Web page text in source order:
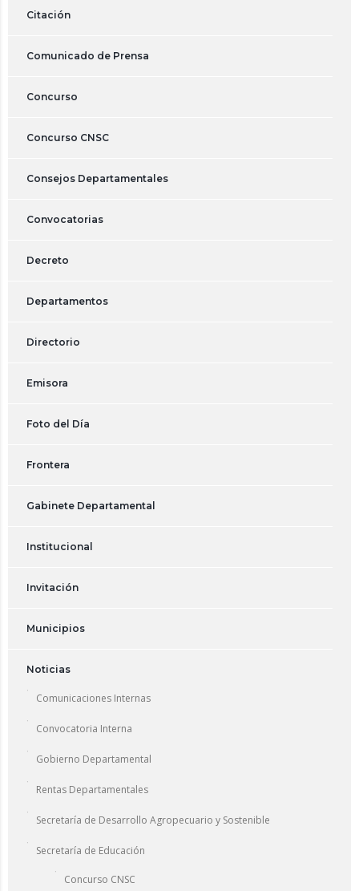
Citación
Comunicado de Prensa
Concurso
Concurso CNSC
Consejos Departamentales
Convocatorias
Decreto
Departamentos
Directorio
Emisora
Foto del Día
Frontera
Gabinete Departamental
Institucional
Invitación
Municipios
Noticias
Comunicaciones Internas
Convocatoria Interna
Gobierno Departamental
Rentas Departamentales
Secretaría de Desarrollo Agropecuario y Sostenible
Secretaría de Educación
Concurso CNSC